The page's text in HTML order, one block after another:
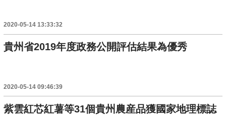
2020-05-14 13:33:32
貴州省2019年度政務公開評估結果為優秀
2020-05-14 09:46:39
紫雲紅芯紅薯等31個貴州農産品獲國家地理標誌